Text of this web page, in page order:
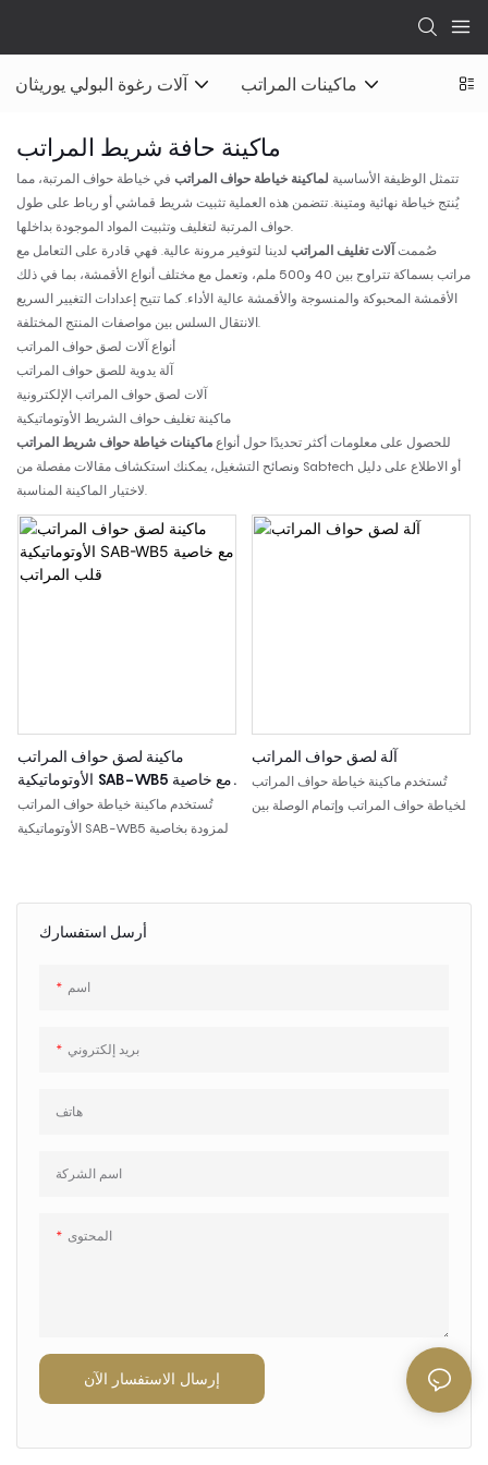
آلات رغوة البولي يوريثان ماكينات المراتب
ماكينة حافة شريط المراتب
تتمثل الوظيفة الأساسية لماكينة خياطة حواف المراتب في خياطة حواف المرتبة، مما
يُنتج خياطة نهائية ومتينة. تتضمن هذه العملية تثبيت شريط قماشي أو رباط على طول
حواف المرتبة لتغليف وتثبيت المواد الموجودة بداخلها.
صُممت آلات تغليف المراتب لدينا لتوفير مرونة عالية. فهي قادرة على التعامل مع
مراتب بسماكة تتراوح بين 40 و500 ملم، وتعمل مع مختلف أنواع الأقمشة، بما في ذلك
الأقمشة المحبوكة والمنسوجة والأقمشة عالية الأداء. كما تتيح إعدادات التغيير السريع
الانتقال السلس بين مواصفات المنتج المختلفة.
أنواع آلات لصق حواف المراتب
آلة يدوية للصق حواف المراتب
آلات لصق حواف المراتب الإلكترونية
ماكينة تغليف حواف الشريط الأوتوماتيكية
للحصول على معلومات أكثر تحديدًا حول أنواع ماكينات خياطة حواف شريط المراتب
ونصائح التشغيل، يمكنك استكشاف مقالات مفصلة من Sabtech أو الاطلاع على دليل
لاختيار الماكينة المناسبة.
أرسل استفسارك
اسم
بريد إلكتروني
هاتف
اسم الشركة
المحتوى
إرسال الاستفسار الآن
ماكينة لصق حواف المراتب
الأوتوماتيكية SAB-WB5 مع خاصية
قلب المراتب
تُستخدم ماكينة خياطة حواف المراتب
الأوتوماتيكية SAB-WB5 المزودة بخاصية
خياطة الحواف القياسية، صُممت هذه
الماكينة خصيصًا للمصانع التي تتطلب
كفاءة لتلبية متطلبات الإنتاج المتوسطة
آلة لصق حواف المراتب
تُستخدم ماكينة خياطة حواف المراتب
لخياطة حواف المراتب وإتمام الوصلة بين
القياسي SAB-WB3، وهما مناسبان